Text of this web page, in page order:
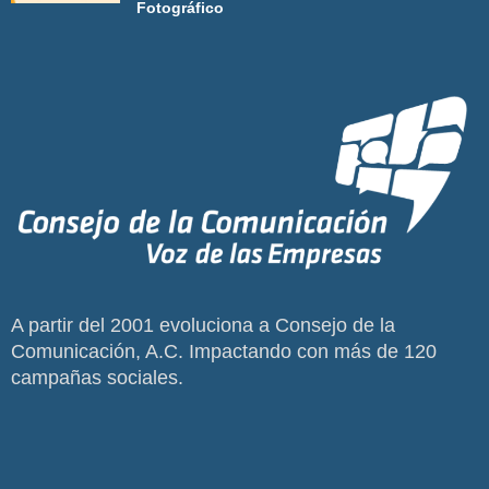
Fotográfico
A partir del 2001 evoluciona a Consejo de la
Comunicación, A.C. Impactando con más de 120
campañas sociales.